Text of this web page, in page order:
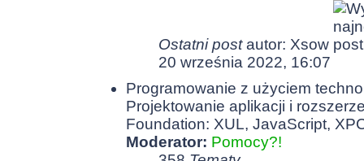
Ostatni postautor: Xsow
20 września 2022, 16:07
Programowanie z użyciem
Projektowanie aplikacji i
Foundation: XUL, JavaScript,
Moderator: Pomocy?!